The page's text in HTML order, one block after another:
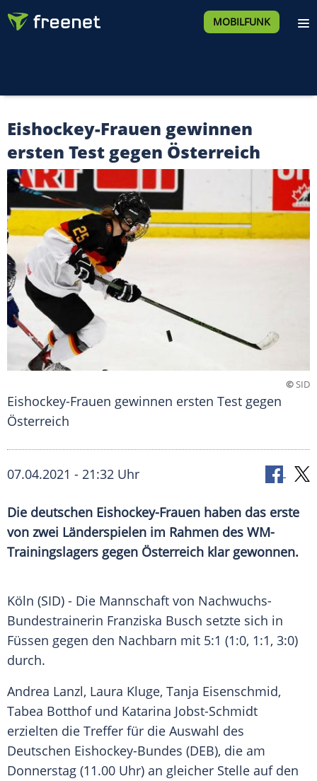
MOBILFUNK
Eishockey-Frauen gewinnen
ersten Test gegen Österreich
©SID
Eishockey-Frauen gewinnen ersten Test gegen
Österreich
07.04.2021 - 21:32 Uhr
Die deutschen Eishockey-Frauen haben das erste
von zwei Länderspielen im Rahmen des WM-
Trainingslagers gegen Österreich klar gewonnen.
Köln (SID) - Die Mannschaft von Nachwuchs-
Bundestrainerin Franziska Busch setzte sich in
Füssen gegen den Nachbarn mit 5:1 (1:0, 1:1, 3:0)
durch.
Andrea Lanzl, Laura Kluge, Tanja Eisenschmid,
Tabea Botthof und Katarina Jobst-Schmidt
erzielten die Treffer für die Auswahl des
Deutschen Eishockey-Bundes (DEB), die am
Donnerstag (11.00 Uhr) an gleicher Stelle auf den